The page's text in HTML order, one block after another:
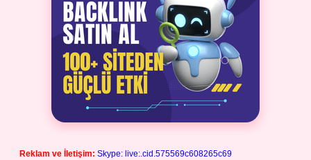
Reklam ve İletişim: Skype: live:.cid.575569c608265c69